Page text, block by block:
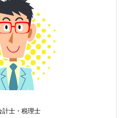
計士・税理士